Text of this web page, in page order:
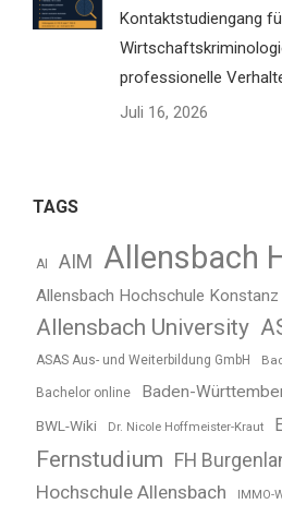
Kontaktstudiengang
professionelle
Juli 16, 2026
TAGS
AI AIM Allensbach
Allensbach Hochschule Konstanz
Allensbach University
ASAS Aus- und Weiterbildung GmbH
Bachelor online Baden-
BWL-Wiki Dr. Nicole Hoffmeister-Kraut
Fernstudium FH
Hochschule Allensbach
IMMO-